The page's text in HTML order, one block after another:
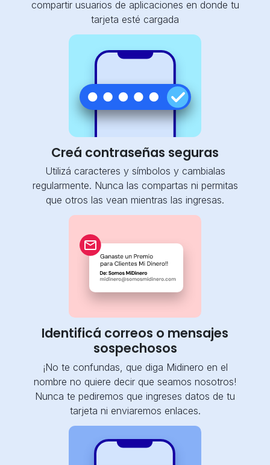
documento*
compartir usuarios de aplicaciones en donde tu
tarjeta esté cargada
Creá contraseñas seguras
Utilizá caracteres y símbolos y cambialas
regularmente. Nunca las compartas ni permitas
que otros las vean mientras las ingresas.
Identificá correos o mensajes
sospechosos
¡No te confundas, que diga Midinero en el
nombre no quiere decir que seamos nosotros!
Nunca te pediremos que ingreses datos de tu
tarjeta ni enviaremos enlaces.